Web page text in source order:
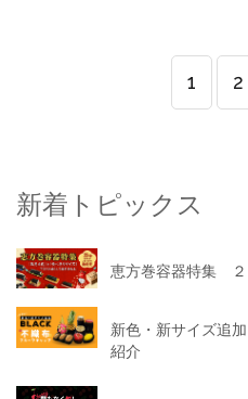
1 2
新着トピックス
恵方巻容器特集 ２
新色・新サイズ追
紹介